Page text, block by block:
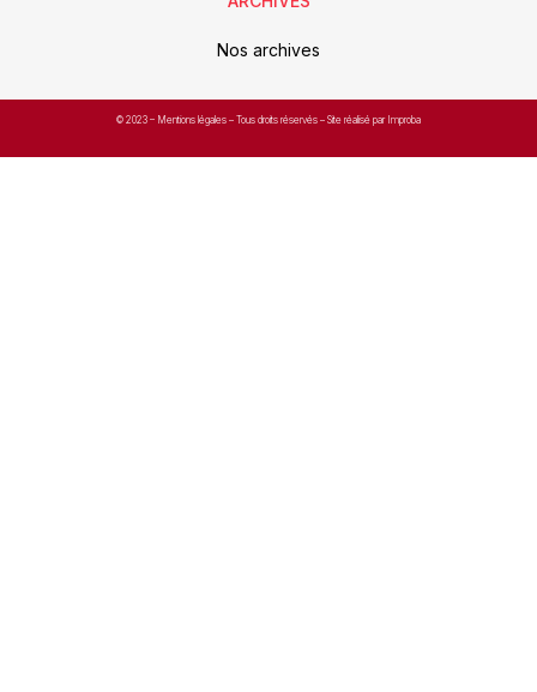
Nos archives
© 2023 – Mentions légales – Tous droits réservés – Site réalisé par Improba